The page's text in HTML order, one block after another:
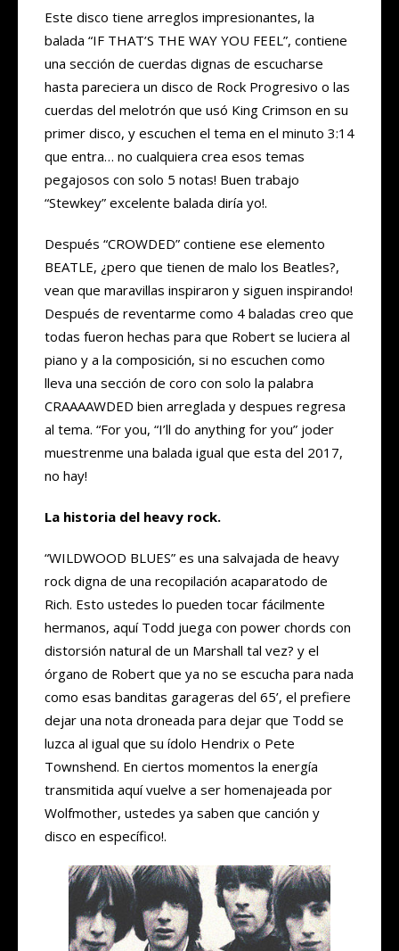
Este disco tiene arreglos impresionantes, la
balada “IF THAT’S THE WAY YOU FEEL”, contiene
una sección de cuerdas dignas de escucharse
hasta pareciera un disco de Rock Progresivo o las
cuerdas del melotrón que usó King Crimson en su
primer disco, y escuchen el tema en el minuto 3:14
que entra… no cualquiera crea esos temas
pegajosos con solo 5 notas! Buen trabajo
“Stewkey” excelente balada diría yo!.
Después “CROWDED” contiene ese elemento
BEATLE, ¿pero que tienen de malo los Beatles?,
vean que maravillas inspiraron y siguen inspirando!
Después de reventarme como 4 baladas creo que
todas fueron hechas para que Robert se luciera al
piano y a la composición, si no escuchen como
lleva una sección de coro con solo la palabra
CRAAAAWDED bien arreglada y despues regresa
al tema. “For you, “I’ll do anything for you” joder
muestrenme una balada igual que esta del 2017,
no hay!
La historia del heavy rock.
“WILDWOOD BLUES” es una salvajada de heavy
rock digna de una recopilación acaparatodo de
Rich. Esto ustedes lo pueden tocar fácilmente
hermanos, aquí Todd juega con power chords con
distorsión natural de un Marshall tal vez? y el
órgano de Robert que ya no se escucha para nada
como esas banditas garageras del 65’, el prefiere
dejar una nota droneada para dejar que Todd se
luzca al igual que su ídolo Hendrix o Pete
Townshend. En ciertos momentos la energía
transmitida aquí vuelve a ser homenajeada por
Wolfmother, ustedes ya saben que canción y
disco en específico!.